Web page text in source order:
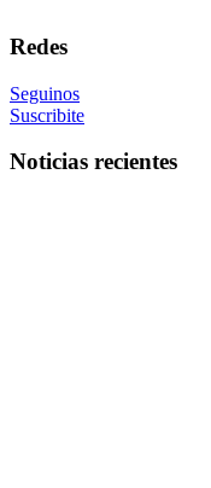
Redes
Seguinos
Suscribite
Noticias recientes